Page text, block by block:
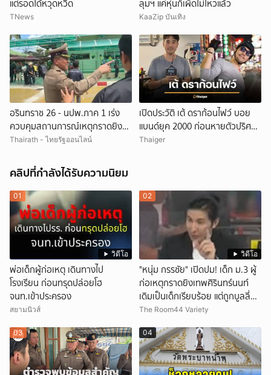
แต่รอดได้หวุดหวิด
TNews
ลุมฯ แค่หุ่นก็เผ็ดไม่ไหวแล้ว
KaaZip บันเทิง
อรินทราช 26 - นปพ.ภาค 1 เร่ง
ควบคุมสถานการณ์เหตุกราดยิง
โรงเรียนเทพศิรินทร์ นนทบุรี
Thairath - ไทยรัฐออนไลน์
เปิดประวัติ เต้ ดราก้อนไฟว์ บอย
แบนด์ยุค 2000 ก่อนหายตัวปริศนา
เกิดอะไรขึ้น
Thaiger
คลิปที่กำลังได้รับความนิยม
วิดีโอ
01
พ่อเด็กผู้ก่อเหตุ เดินทางไป
โรงเรียน ก่อนทรุดปล่อยโฮ
จนท.เข้าประครอง
สยามนิวส์
วิดีโอ
02
"หนุ่ม กรรชัย" เปิดปม! เด็ก ม.3 ผู้
ก่อเหตุกราดยิงเทพศิรินทร์นนท์
เดิมเป็นเด็กเรียบร้อย แต่ถูกบูลลี่
หนัก คาดแรงกดดันสะสมกลายเป็น
The Room44 Variety
03 04